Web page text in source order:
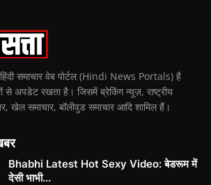
समाचार वेब पोर्टल (Hindi News Portals) है
से अपडेट रखता है। जिसमें ब्रेकिंग न्यूज़, राष्ट्रीय
खेल समाचार, बॉलीवुड समाचार आदि शामिल हैं।
Bhabhi Latest Hot Sexy Video: बेडरूम में
देसी भाभी...